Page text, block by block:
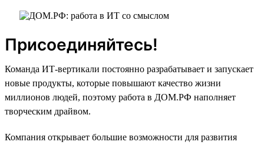
Присоединяйтесь!
Команда ИТ-вертикали постоянно разрабатывает и запускает
новые продукты, которые повышают качество жизни
миллионов людей, поэтому работа в ДОМ.РФ наполняет
творческим драйвом.
Компания открывает большие возможности для развития